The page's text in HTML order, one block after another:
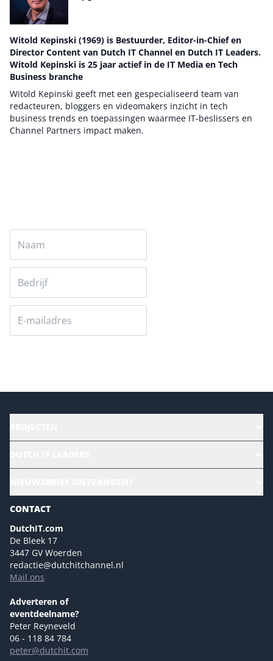
Witold Kepinski (1969) is Bestuurder, Editor-in-Chief en
Director Content van Dutch IT Channel en Dutch IT Leaders.
Witold Kepinski is 25 jaar actief in de IT Media en Tech
Business branche
Witold Kepinski geeft met een gespecialiseerd team van
redacteuren, bloggers en videomakers inzicht in tech
business trends en toepassingen waarmee IT-beslissers en
Channel Partners impact maken.
Sustainability | Green IT
Marketing- en contentmogelijkheden 2026
Events- en sponsormogelijkheden 2026
Ons team
Colofon
Tip de redactie
Versturen
CONTACT
DutchIT.com
De Bleek 17
3447 GV Woerden
redactie@dutchitchannel.nl
Mail ons
Adverteren of
eventdeelname?
Peter Reyneveld
06 - 118 84 784
peter@dutchit.com